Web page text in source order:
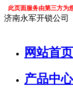
此页面服务由第三方为
济南永军开锁公司
网站首页
产品中心